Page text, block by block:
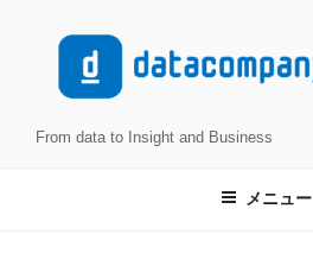
From data to Insight and Business
メニュー